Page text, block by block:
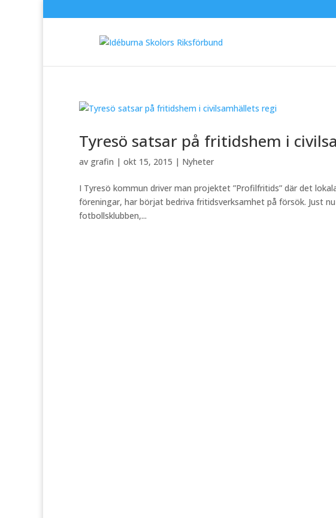
Tyresö satsar på fritidshem i
av grafin | okt 15, 2015 | Nyheter
I Tyresö kommun driver man projektet ”Profilfritids” där det
föreningar, har börjat bedriva fritidsverksamhet på försök. Just
fotbollsklubben,...